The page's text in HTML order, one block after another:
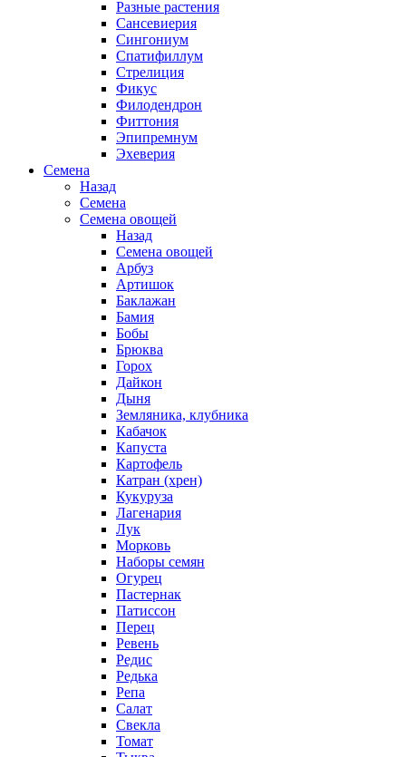
Разные растения
Сансевиерия
Сингониум
Спатифиллум
Стрелиция
Фикус
Филодендрон
Фиттония
Эпипремнум
Эхеверия
Семена
Назад
Семена
Семена овощей
Назад
Семена овощей
Арбуз
Артишок
Баклажан
Бамия
Бобы
Брюква
Горох
Дайкон
Дыня
Земляника, клубника
Кабачок
Капуста
Картофель
Катран (хрен)
Кукуруза
Лагенария
Лук
Морковь
Наборы семян
Огурец
Пастернак
Патиссон
Перец
Ревень
Редис
Редька
Репа
Салат
Свекла
Томат